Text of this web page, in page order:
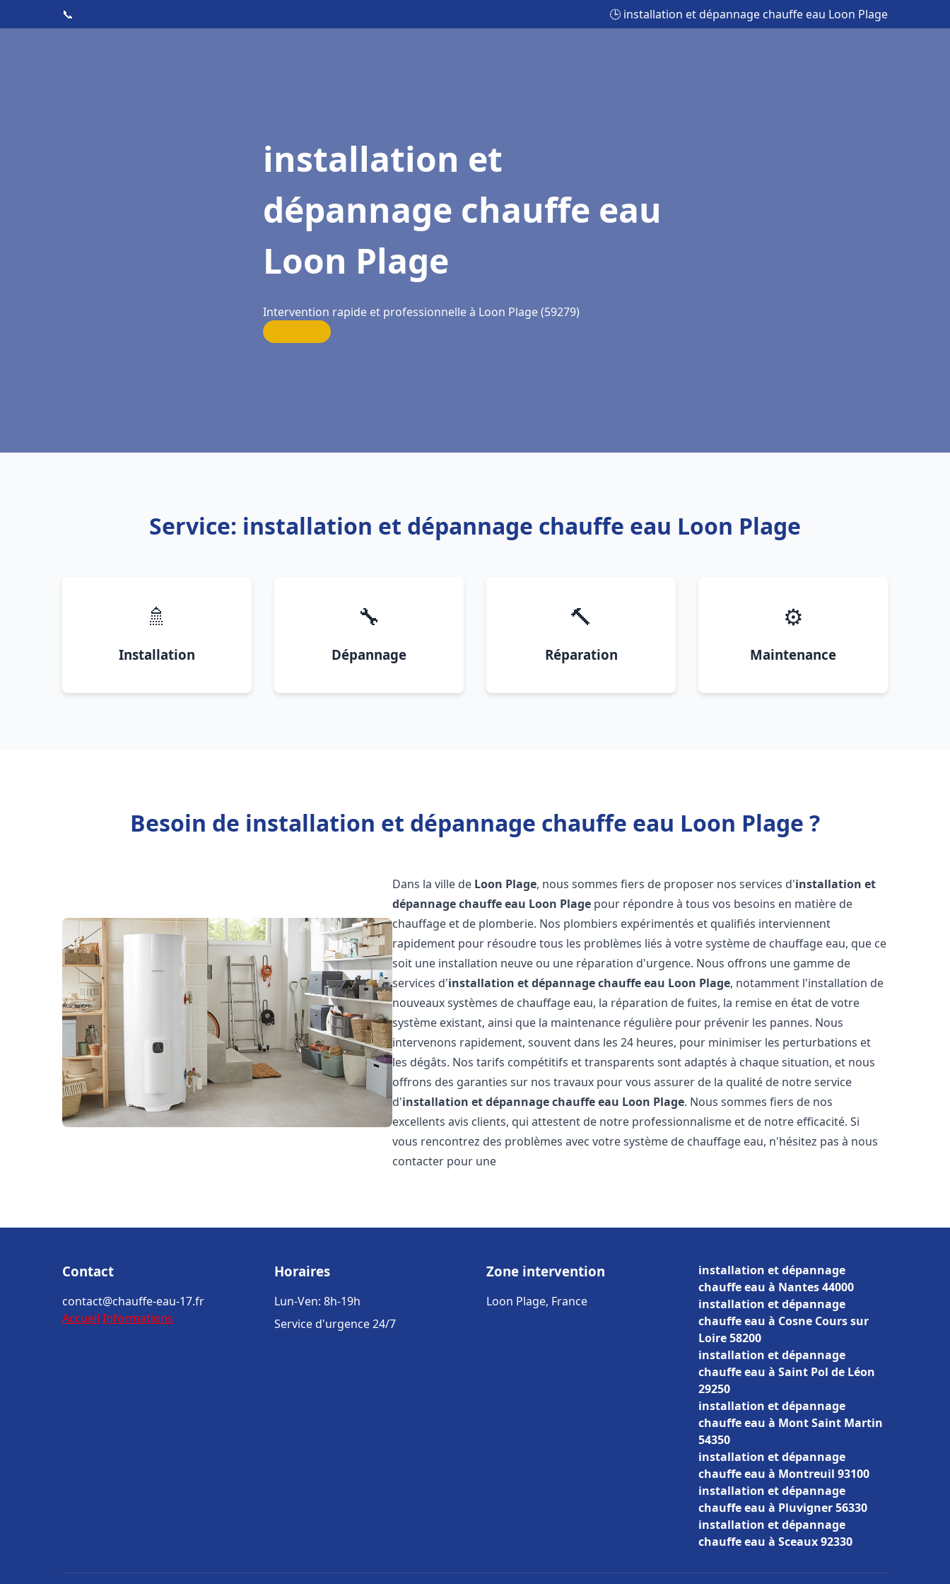
📞 🕒 installation et dépannage chauffe eau Loon Plage
installation et
dépannage chauffe eau
Loon Plage
Intervention rapide et professionnelle à Loon Plage (59279)
Service: installation et dépannage chauffe eau Loon Plage
🚿
Installation
🔧
Dépannage
🔨
Réparation
⚙️
Maintenance
Besoin de installation et dépannage chauffe eau Loon Plage ?
Dans la ville de Loon Plage, nous sommes fiers de proposer nos services d'installation et
dépannage chauffe eau Loon Plage pour répondre à tous vos besoins en matière de
chauffage et de plomberie. Nos plombiers expérimentés et qualifiés interviennent
rapidement pour résoudre tous les problèmes liés à votre système de chauffage eau, que ce
soit une installation neuve ou une réparation d'urgence. Nous offrons une gamme de
services d'installation et dépannage chauffe eau Loon Plage, notamment l'installation de
nouveaux systèmes de chauffage eau, la réparation de fuites, la remise en état de votre
système existant, ainsi que la maintenance régulière pour prévenir les pannes. Nous
intervenons rapidement, souvent dans les 24 heures, pour minimiser les perturbations et
les dégâts. Nos tarifs compétitifs et transparents sont adaptés à chaque situation, et nous
offrons des garanties sur nos travaux pour vous assurer de la qualité de notre service
d'installation et dépannage chauffe eau Loon Plage. Nous sommes fiers de nos
excellents avis clients, qui attestent de notre professionnalisme et de notre efficacité. Si
vous rencontrez des problèmes avec votre système de chauffage eau, n'hésitez pas à nous
contacter pour une
Contact
contact@chauffe-eau-17.fr
Accueil Informations
Horaires
Lun-Ven: 8h-19h
Service d'urgence 24/7
Zone intervention
Loon Plage, France
installation et dépannage
chauffe eau à Nantes 44000
installation et dépannage
chauffe eau à Cosne Cours sur
Loire 58200
installation et dépannage
chauffe eau à Saint Pol de Léon
29250
installation et dépannage
chauffe eau à Mont Saint Martin
54350
installation et dépannage
chauffe eau à Montreuil 93100
installation et dépannage
chauffe eau à Pluvigner 56330
installation et dépannage
chauffe eau à Sceaux 92330